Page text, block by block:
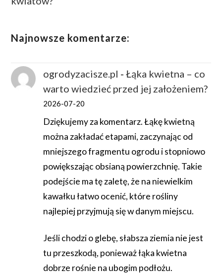
Najnowsze komentarze:
ogrodyzacisze.pl -Łąka kwietna – co
warto wiedzieć przed jej założeniem?
2026-07-20
Dziękujemy za komentarz. Łąkę kwietną
można zakładać etapami, zaczynając od
mniejszego fragmentu ogrodu i stopniowo
powiększając obsianą powierzchnię. Takie
podejście ma tę zaletę, że na niewielkim
kawałku łatwo ocenić, które rośliny
najlepiej przyjmują się w danym miejscu.
Jeśli chodzi o glebę, słabsza ziemia nie jest
tu przeszkodą, ponieważ łąka kwietna
dobrze rośnie na ubogim podłożu.